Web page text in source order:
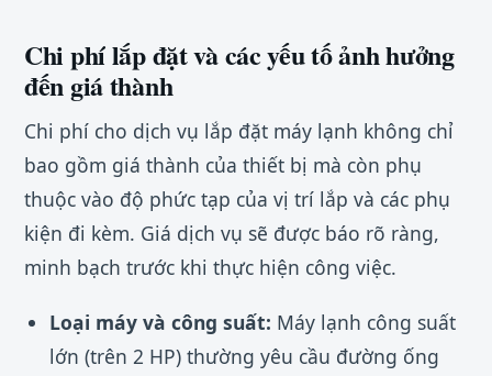
Chi phí lắp đặt và các yếu tố ảnh hưởng
đến giá thành
Chi phí cho dịch vụ lắp đặt máy lạnh không chỉ
bao gồm giá thành của thiết bị mà còn phụ
thuộc vào độ phức tạp của vị trí lắp và các phụ
kiện đi kèm. Giá dịch vụ sẽ được báo rõ ràng,
minh bạch trước khi thực hiện công việc.
Loại máy và công suất: Máy lạnh công suất
lớn (trên 2 HP) thường yêu cầu đường ống